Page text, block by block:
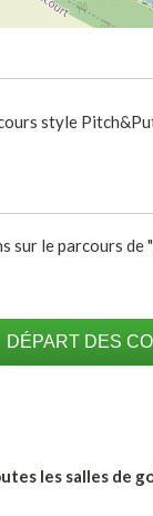
style
le parcours
DÉPART DES
les salles de